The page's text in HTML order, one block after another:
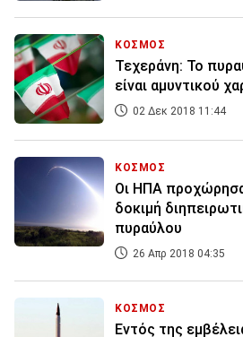
ΚΟΣΜΟΣ
Τεχεράνη: Το
είναι αμυντικού
02 Δεκ 2018 11:44
ΚΟΣΜΟΣ
Οι ΗΠΑ
δοκιμή
πυραύλου
26 Απρ 2018 04:35
ΚΟΣΜΟΣ
Εντός της